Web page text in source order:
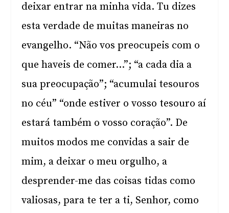
deixar entrar na minha vida. Tu dizes
esta verdade de muitas maneiras no
evangelho. “Não vos preocupeis com o
que haveis de comer…”; “a cada dia a
sua preocupação”; “acumulai tesouros
no céu” “onde estiver o vosso tesouro aí
estará também o vosso coração”. De
muitos modos me convidas a sair de
mim, a deixar o meu orgulho, a
desprender-me das coisas tidas como
valiosas, para te ter a ti, Senhor, como